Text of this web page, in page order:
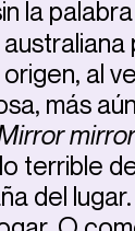
la palabra
al
más
mirror
terrible
del